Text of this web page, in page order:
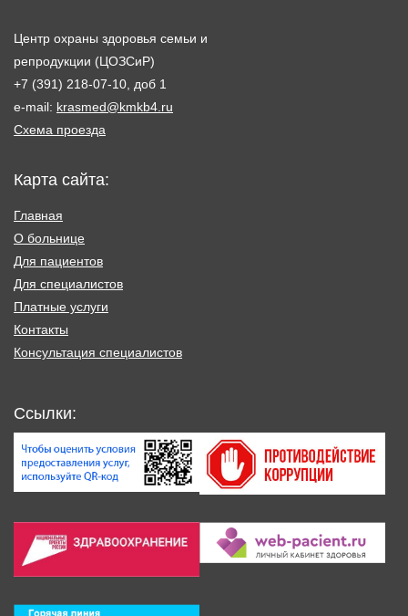
Центр охраны здоровья семьи и
репродукции (ЦОЗСиР)
+7 (391) 218-07-10, доб 1
e-mail: krasmed@kmkb4.ru
Схема проезда
Карта сайта:
Главная
О больнице
Для пациентов
Для специалистов
Платные услуги
Контакты
Консультация специалистов
Ссылки: